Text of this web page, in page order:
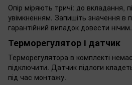
Опір міряють тричі: до вкладання,
увімкненням. Запишіть значення в
гарантійний випадок довести нічим.
Терморегулятор і датчик
Терморегулятора в комплекті
підключити. Датчик підлоги
під час монтажу.